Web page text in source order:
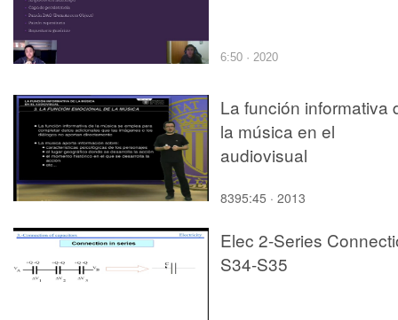
6:50 · 2020
La función informativa
la música en el
audiovisual
8395:45 · 2013
Elec 2-Series
S34-S35